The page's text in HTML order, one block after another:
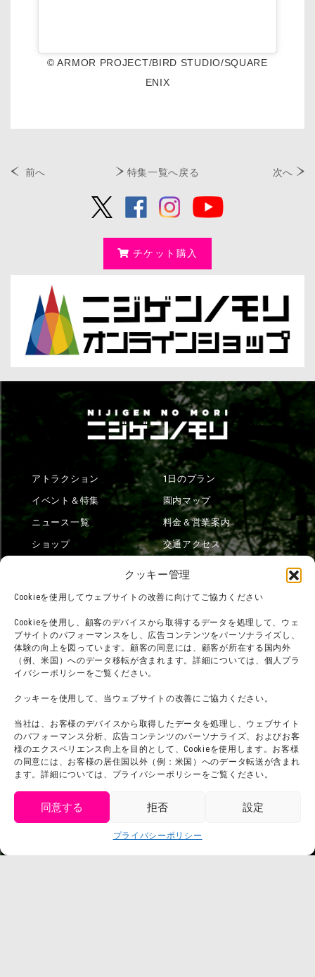
クッキー管理
Cookieを使用してウェブサイトの改善に向けてご協力ください
Cookieを使用し、顧客のデバイスから取得するデータを処理して、ウェ
ブサイトのパフォーマンスをし、広告コンテンツをパーソナライズし、
体験の向上を図っています。顧客の同意には、顧客が所在する国内外
（例、米国）へのデータ移転が含まれます。詳細については、個人プラ
イバシーポリシーをご覧ください。
クッキーを使用して、当ウェブサイトの改善にご協力ください。
当社は、お客様のデバイスから取得したデータを処理し、ウェブサイト
のパフォーマンス分析、広告コンテンツのパーソナライズ、およびお客
様のエクスペリエンス向上を目的として、Cookieを使用します。お客様
の同意には、お客様の居住国以外（例：米国）へのデータ転送が含まれ
ます。詳細については、プライバシーポリシーをご覧ください。
同意する 拒否 設定
プライバシーポリシー
© ARMOR PROJECT/BIRD STUDIO/SQUARE
ENIX
前へ 特集一覧へ戻る 次へ
チケット購入
アトラクション
イベント＆特集
ニュース一覧
ショップ
1日のプラン
園内マップ
料金＆営業案内
交通アクセス
団体利用について
お問い合わせ
利用規約
プライバシーポリシー
プレスリリース
メディア掲載実績
会社概要
スタッフ募集